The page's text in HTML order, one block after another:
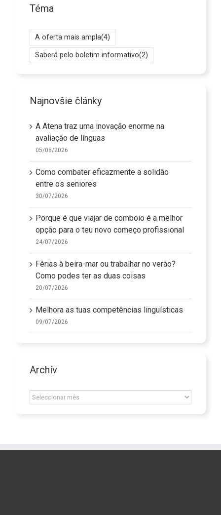
Téma
A oferta mais ampla(4)
Saberá pelo boletim informativo(2)
Najnovšie články
A Atena traz uma inovação enorme na
avaliação de línguas
05/08/2026
Como combater eficazmente a solidão
entre os seniores
30/07/2026
Porque é que viajar de comboio é a melhor
opção para o teu novo começo profissional
24/07/2026
Férias à beira-mar ou trabalhar no verão?
Como podes ter as duas coisas
20/07/2026
Melhora as tuas competências linguísticas
09/07/2026
Archív
Archív